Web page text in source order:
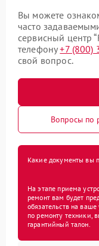
Вы можете
часто
сервисный центр
телефону+7 (800)
свой вопрос.
Вопросы по
Какие документы вы
На этапе приема
ремонт вам будет
обязательств на
по ремонту техники,
гарантийный талон.